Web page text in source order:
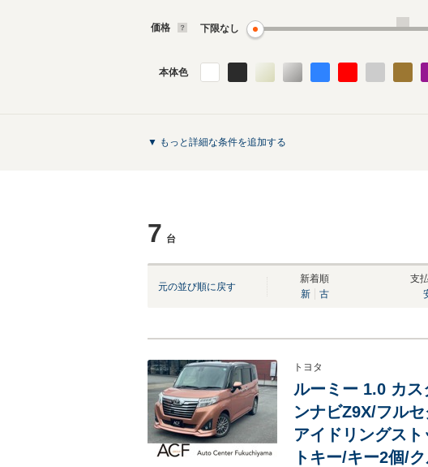
価格 下限なし
本体色
▼ もっと詳細な条件を追加する
7 台
元の並び順に戻す
新着順
新
古
支
トヨタ
ルーミー 1.0 カ
ンナビZ9X/フル
アイドリングス
トキー/キー2個/